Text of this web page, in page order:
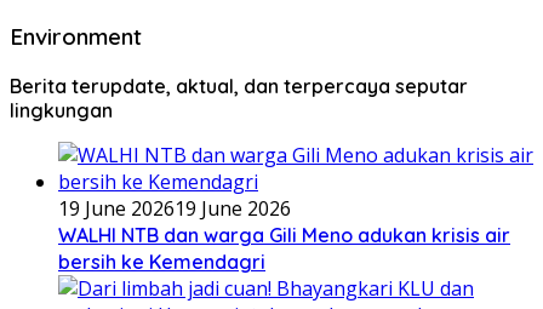
Environment
Berita terupdate, aktual, dan terpercaya seputar
lingkungan
19 June 202619 June 2026
WALHI NTB dan warga Gili Meno adukan krisis air
bersih ke Kemendagri